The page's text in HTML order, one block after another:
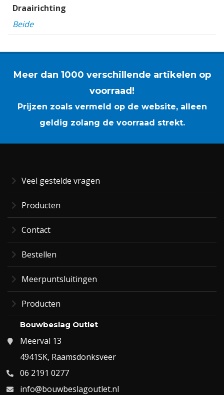
Draairichting
Beide
Meer dan 1000 verschillende artikelen op
voorraad!
Prijzen zoals vermeld op de website, alleen
geldig zolang de voorraad strekt.
Veel gestelde vragen
Producten
Contact
Bestellen
Meerpuntsluitingen
Producten
Bouwbeslag Outlet
Meerval 13
4941SK, Raamsdonksveer
06 2191 0277
info@bouwbeslagoutlet.nl